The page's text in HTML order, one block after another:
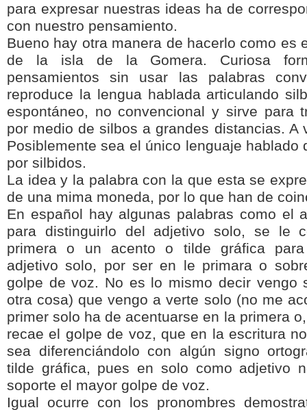
para expresar nuestras ideas ha de
con nuestro pensamiento.
Bueno hay otra manera de hacerlo como es
de la isla de la Gomera. Curiosa
pensamientos sin usar las palabras
reproduce la lengua hablada articulando
espontáneo, no convencional y sirve para
por medio de silbos a grandes distancias. A
Posiblemente sea el único lenguaje hablado
por silbidos.
La idea y la palabra con la que esta se
de una mima moneda, por lo que han de
En español hay algunas palabras como el
para distinguirlo del adjetivo solo, se le
primera o un acento o tilde gráfica para
adjetivo solo, por ser en le primara o
golpe de voz. No es lo mismo decir vengo
otra cosa) que vengo a verte solo (no me
primer solo ha de acentuarse en la primera
recae el golpe de voz, que en la escritura
sea diferenciándolo con algún signo
tilde gráfica, pues en solo como adjetivo
soporte el mayor golpe de voz.
Igual ocurre con los pronombres